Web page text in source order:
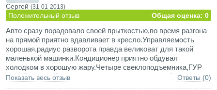
Сергей (31-01-2013)
Положительный отзыв Общая оценка: 0
Авто сразу порадовало своей прыткостью,во время разгона
на прямой приятно вдавливает в кресло.Управляемость
хорошая,радиус разворота правда великоват для такой
маленькой машинки.Кондиционер приятно обдувал
холодком в хорошую жару.Четыре свеклоподъемника,ГУР
,зимой с пол-оборота заводиться и все это за небольшие
Показать весь отзыв Ответы (0)